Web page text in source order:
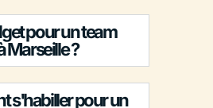
pour un team
Marseille ?
s'habiller pour un